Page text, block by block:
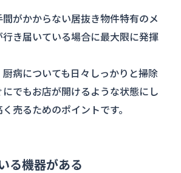
間がかからない居抜き物件特有のメ
行き届いている場合に最大限に発揮
病についても日々しっかりと掃除
にでもお店が開けるような状態にし
売るためのポイントです。
る機器がある